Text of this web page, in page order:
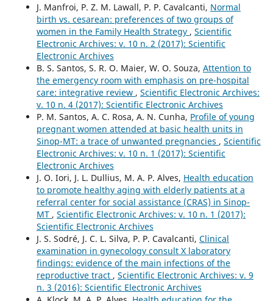
J. Manfroi, P. Z. M. Lawall, P. P. Cavalcanti, Normal
birth vs. cesarean: preferences of two groups of
women in the Family Health Strategy , Scientific
Electronic Archives: v. 10 n. 2 (2017): Scientific
Electronic Archives
B. S. Santos, S. R. O. Maier, W. O. Souza, Attention to
the emergency room with emphasis on pre-hospital
care: integrative review , Scientific Electronic Archives:
v. 10 n. 4 (2017): Scientific Electronic Archives
P. M. Santos, A. C. Rosa, A. N. Cunha, Profile of young
pregnant women attended at basic health units in
Sinop-MT: a trace of unwanted pregnancies , Scientific
Electronic Archives: v. 10 n. 1 (2017): Scientific
Electronic Archives
J. O. Iori, J. L. Dullius, M. A. P. Alves, Health education
to promote healthy aging with elderly patients at a
referral center for social assistance (CRAS) in Sinop-
MT , Scientific Electronic Archives: v. 10 n. 1 (2017):
Scientific Electronic Archives
J. S. Sodré, J. C. L. Silva, P. P. Cavalcanti, Clinical
examination in gynecology consult X laboratory
findings: evidence of the main infections of the
reproductive tract , Scientific Electronic Archives: v. 9
n. 3 (2016): Scientific Electronic Archives